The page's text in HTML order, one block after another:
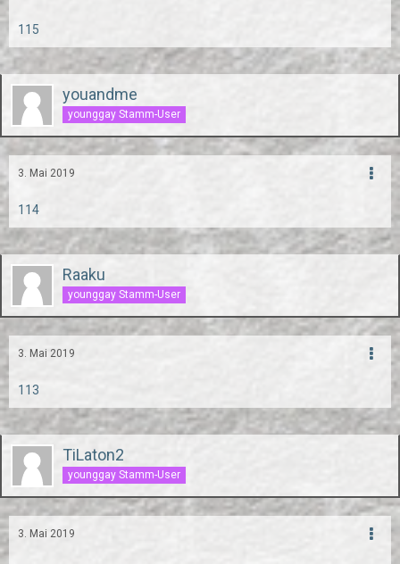
115
youandme
younggay Stamm-User
3. Mai 2019
114
Raaku
younggay Stamm-User
3. Mai 2019
113
TiLaton2
younggay Stamm-User
3. Mai 2019